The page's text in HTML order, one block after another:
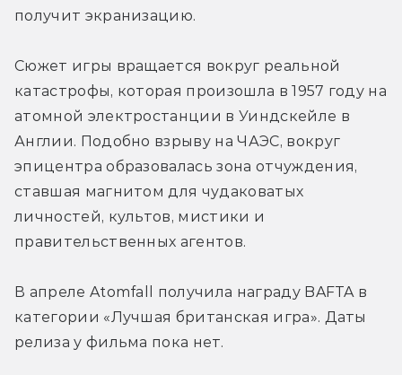
получит экранизацию.
Сюжет игры вращается вокруг реальной
катастрофы, которая произошла в 1957 году на
атомной электростанции в Уиндскейле в
Англии. Подобно взрыву на ЧАЭС, вокруг
эпицентра образовалась зона отчуждения,
ставшая магнитом для чудаковатых
личностей, культов, мистики и
правительственных агентов.
В апреле Atomfall
получила награду BAFTA в
категории «Лучшая британская игра». Даты
релиза у фильма пока нет.